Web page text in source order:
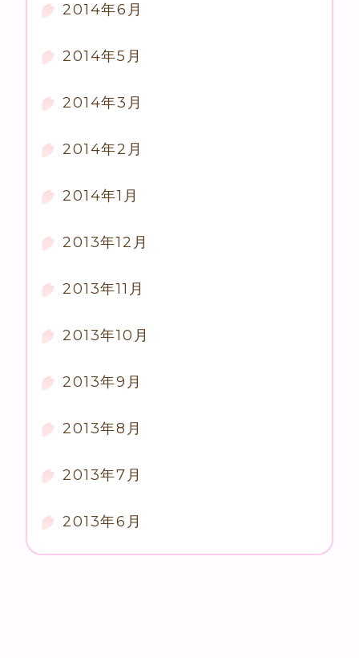
2014年6月
2014年5月
2014年3月
2014年2月
2014年1月
2013年12月
2013年11月
2013年10月
2013年9月
2013年8月
2013年7月
2013年6月